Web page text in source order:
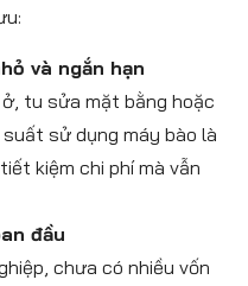
và ngắn hạn
tu sửa mặt bằng hoặc
sử dụng máy bào là
kiệm chi phí mà vẫn
đầu
chưa có nhiều vốn